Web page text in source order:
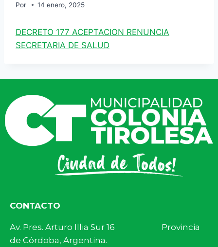
Por 14 enero, 2025
DECRETO 177 ACEPTACION RENUNCIA
SECRETARIA DE SALUD
CONTACTO
Av. Pres. Arturo Illia Sur 16 Provincia
de Córdoba, Argentina.